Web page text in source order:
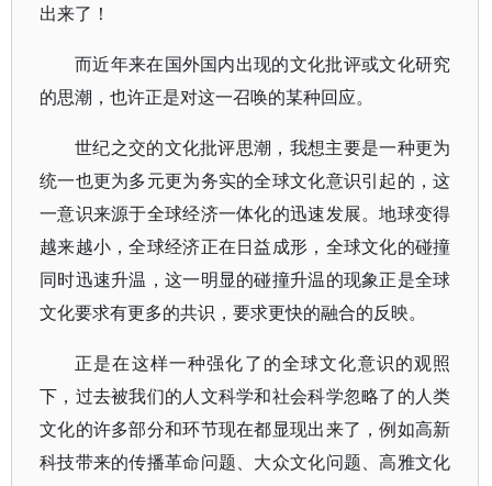
出来了！
而近年来在国外国内出现的文化批评或文化研究
的思潮，也许正是对这一召唤的某种回应。
世纪之交的文化批评思潮，我想主要是一种更为
统一也更为多元更为务实的全球文化意识引起的，这
一意识来源于全球经济一体化的迅速发展。地球变得
越来越小，全球经济正在日益成形，全球文化的碰撞
同时迅速升温，这一明显的碰撞升温的现象正是全球
文化要求有更多的共识，要求更快的融合的反映。
正是在这样一种强化了的全球文化意识的观照
下，过去被我们的人文科学和社会科学忽略了的人类
文化的许多部分和环节现在都显现出来了，例如高新
科技带来的传播革命问题、大众文化问题、高雅文化